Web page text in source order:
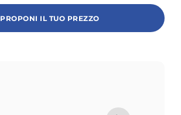
PROPONI IL TUO PREZZO